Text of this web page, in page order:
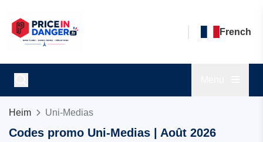
French
Heim Uni-Medias
Codes promo Uni-Medias | Août 2026